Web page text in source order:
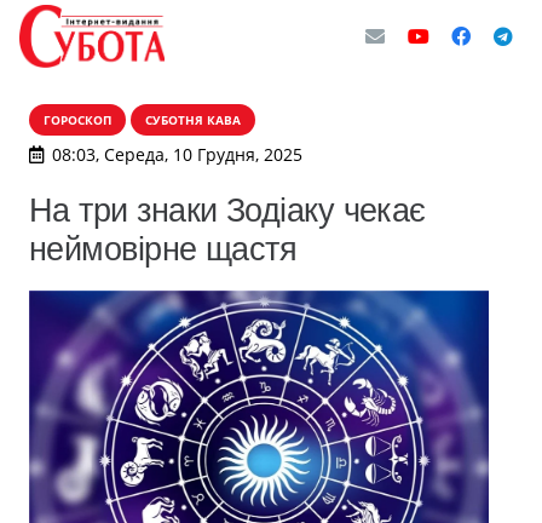
ГОРОСКОП СУБОТНЯ КАВА
08:03, Середа, 10 Грудня, 2025
На три знаки Зодіаку чекає
неймовірне щастя